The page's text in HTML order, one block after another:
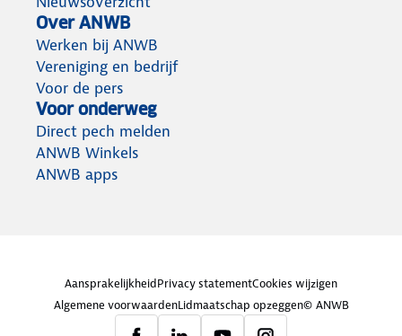
Over ANWB
Werken bij ANWB
Vereniging en bedrijf
Voor de pers
Voor onderweg
Direct pech melden
ANWB Winkels
ANWB apps
AansprakelijkheidPrivacy statementCookies wijzigen
Algemene voorwaardenLidmaatschap opzeggen© ANWB